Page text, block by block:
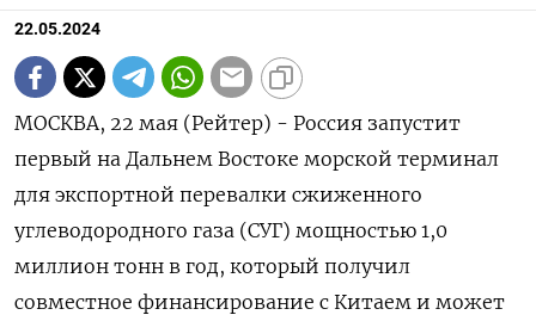
22.05.2024
МОСКВА, 22 мая (Рейтер) - Россия запустит
первый на Дальнем Востоке морской терминал
для экспортной перевалки сжиженного
углеводородного газа (СУГ) мощностью 1,0
миллион тонн в год, который получил
совместное финансирование с Китаем и может